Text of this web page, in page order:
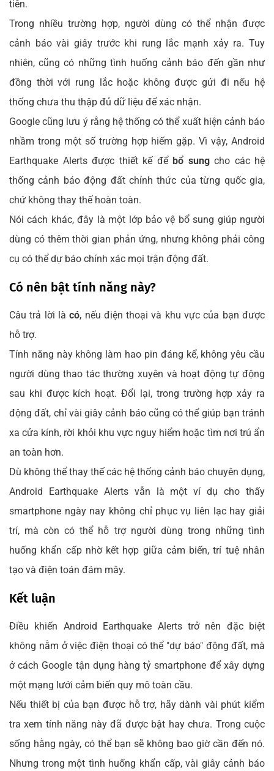
tiên.
Trong nhiều trường hợp, người dùng có thể nhận được
cảnh báo vài giây trước khi rung lắc mạnh xảy ra. Tuy
nhiên, cũng có những tình huống cảnh báo đến gần như
đồng thời với rung lắc hoặc không được gửi đi nếu hệ
thống chưa thu thập đủ dữ liệu để xác nhận.
Google cũng lưu ý rằng hệ thống có thể xuất hiện cảnh báo
nhầm trong một số trường hợp hiếm gặp. Vì vậy, Android
Earthquake Alerts được thiết kế để bổ sungcho các hệ
thống cảnh báo động đất chính thức của từng quốc gia,
chứ không thay thế hoàn toàn.
Nói cách khác, đây là một lớp bảo vệ bổ sung giúp người
dùng có thêm thời gian phản ứng, nhưng không phải công
cụ có thể dự báo chính xác mọi trận động đất.
Có nên bật tính năng này?
Câu trả lời làcó, nếu điện thoại và khu vực của bạn được
hỗ trợ.
Tính năng này không làm hao pin đáng kể, không yêu cầu
người dùng thao tác thường xuyên và hoạt động tự động
sau khi được kích hoạt. Đổi lại, trong trường hợp xảy ra
động đất, chỉ vài giây cảnh báo cũng có thể giúp bạn tránh
xa cửa kính, rời khỏi khu vực nguy hiểm hoặc tìm nơi trú ẩn
an toàn hơn.
Dù không thể thay thế các hệ thống cảnh báo chuyên dụng,
Android Earthquake Alerts vẫn là một ví dụ cho thấy
smartphone ngày nay không chỉ phục vụ liên lạc hay giải
trí, mà còn có thể hỗ trợ người dùng trong những tình
huống khẩn cấp nhờ kết hợp giữa cảm biến, trí tuệ nhân
tạo và điện toán đám mây.
Kết luận
Điều khiến Android Earthquake Alerts trở nên đặc biệt
không nằm ở việc điện thoại có thể "dự báo" động đất, mà
ở cách Google tận dụng hàng tỷ smartphone để xây dựng
một mạng lưới cảm biến quy mô toàn cầu.
Nếu thiết bị của bạn được hỗ trợ, hãy dành vài phút kiểm
tra xem tính năng này đã được bật hay chưa. Trong cuộc
sống hằng ngày, có thể bạn sẽ không bao giờ cần đến nó.
Nhưng trong một tình huống khẩn cấp, vài giây cảnh báo